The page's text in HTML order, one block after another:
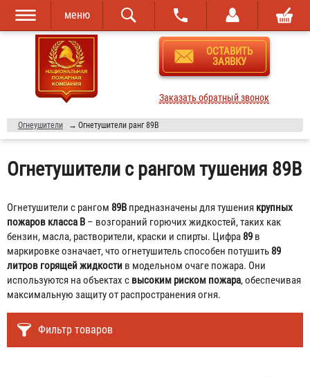
Перейти к
основному
содержанию
Skip to
navigation
меню
ОСТАВИТЬ
ЗАЯВКУ
Заказать обратный звонок
Огнеушители → Огнетушители ранг 89В
Огнетушители с рангом тушения 89В
Огнетушители с рангом 89В предназначены для тушения крупных
пожаров класса В – возгораний горючих жидкостей, таких как
бензин, масла, растворители, краски и спирты. Цифра89 в
маркировке означает, что огнетушитель способен потушить89
литров горящей жидкости в модельном очаге пожара. Они
используются на объектах с высоким риском пожара, обеспечивая
максимальную защиту от распространения огня.
Фильтр товаров